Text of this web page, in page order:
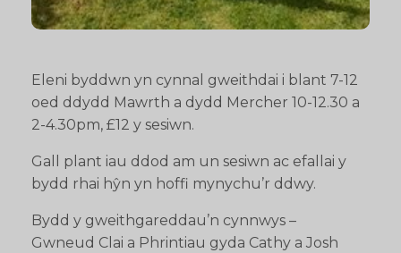
Eleni byddwn yn cynnal gweithdai i blant 7-12
oed ddydd Mawrth a dydd Mercher 10-12.30 a
2-4.30pm, £12 y sesiwn.
Gall plant iau ddod am un sesiwn ac efallai y
bydd rhai hŷn yn hoffi mynychu’r ddwy.
Bydd y gweithgareddau’n cynnwys –
Gwneud Clai a Phrintiau gyda Cathy a Josh